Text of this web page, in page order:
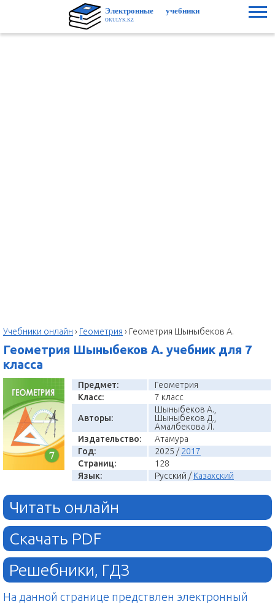
Учебники онлайн › Геометрия › Геометрия Шыныбеков А.
Геометрия Шыныбеков А. учебник для 7
класса
Предмет:
Геометрия
Класс:
7 класс
Авторы:
Шыныбеков А.,
Шыныбеков Д.,
Амалбекова Л.
Издательство:
Атамура
Год:
2025 / 2017
Страниц:
128
Язык:
Русский / Казахский
Читать онлайн
Скачать PDF
Решебники, ГДЗ
На данной странице предствлен электронный